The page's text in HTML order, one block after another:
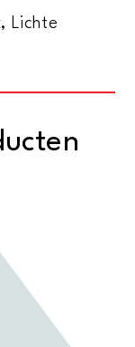
Lichte